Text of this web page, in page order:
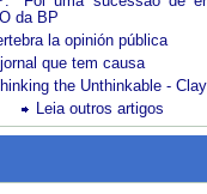
da BP
la opinión pública
que tem causa
the Unthinkable -
Leia outros artigos